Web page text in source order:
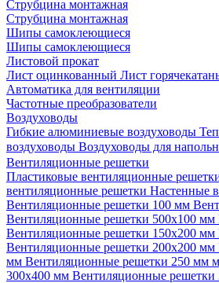
Струбцина монтажная
Струбцина монтажная
Шипы самоклеющиеся
Шипы самоклеющиеся
Листовой прокат
Лист оцинкованный Лист
Автоматика для вентиляции
Частотные преобразователи
Воздуховоды
Гибкие алюминиевые воздуховоды
воздуховоды Воздуховоды для
Вентиляционные решетки
Пластиковые вентиляционные
вентиляционные решетки Настенные
Вентиляционные решетки 100 мм
Вентиляционные решетки 500х100 мм
Вентиляционные решетки 150х200 мм
Вентиляционные решетки 200х200 мм
мм Вентиляционные решетки 250 мм
300х400 мм Вентиляционные решетки